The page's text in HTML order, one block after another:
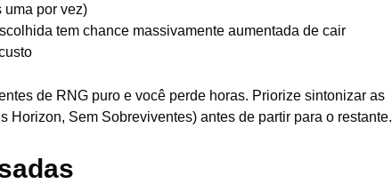
uma por vez)
tem chance massivamente aumentada de cair
de RNG puro e você perde horas. Priorize sintonizar as
Horizon, Sem Sobreviventes) antes de partir para o restante.